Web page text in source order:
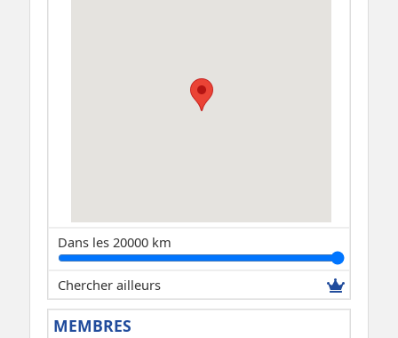
Dans les 20000 km
Chercher ailleurs
MEMBRES